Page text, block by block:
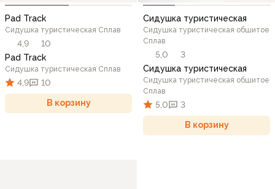
Pad Track
Сидушка туристическая Сплав
4,9
10
Pad Track
Сидушка туристическая Сплав
4,9 10
В корзину
Сидушка туристическая
Сидушка туристическая обшитое
Сплав
5,0
3
Сидушка туристическая
Сидушка туристическая обшитое
Сплав
5,0 3
В корзину